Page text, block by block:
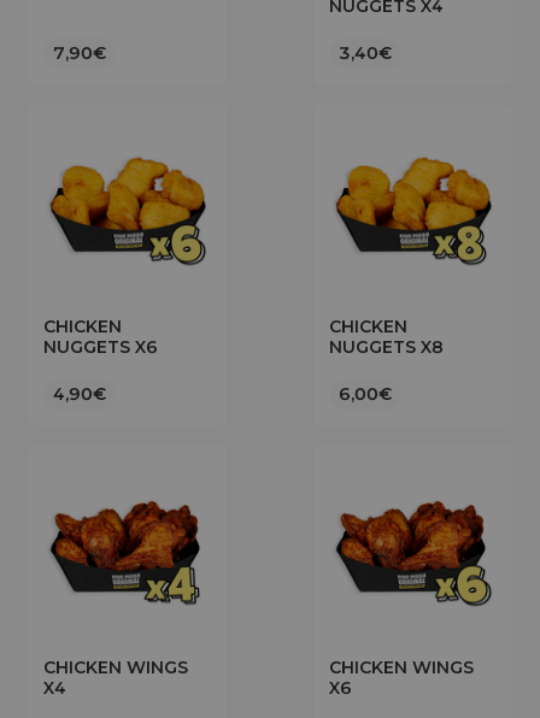
7,90€
NUGGETS X4
3,40€
CHICKEN
NUGGETS X6
4,90€
CHICKEN
NUGGETS X8
6,00€
CHICKEN WINGS
X4
CHICKEN WINGS
X6